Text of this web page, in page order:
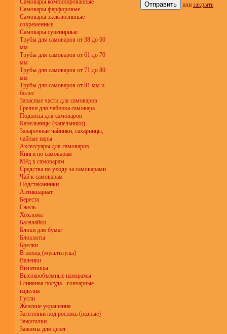
Самовары комбинированные
Самовары фарфоровые
Самовары эксклюзивные
современные
Самовары сувенирные
Трубы для самоваров от 38 до 60
мм
Трубы для самоваров от 61 до 70
мм
Трубы для самоваров от 71 до 80
мм
Трубы для самоваров от 81 мм и
более
Запасные части для самоваров
Грелки для чайника самовара
Подносы для самоваров
Капельницы (капельники)
Заварочные чайники, сахарницы,
чайные пары
Аксессуары для самоваров
Книги по самоварам
Мёд к самоварам
Средства по уходу за самоварами
Чай к самоварам
Подстаканники
Антиквариат
Береста
Гжель
Хохлома
Балалайки
Блоки для бумаг
Блокноты
Брелки
В поход (мультитулы)
Валенки
Визитницы
Высокообъёмные панорамы
Глиняная посуда - гончарные
изделия
Гусли
Женские украшения
Заготовки под роспись (разные)
Зажигалки
Зажимы для денег
или закрыть